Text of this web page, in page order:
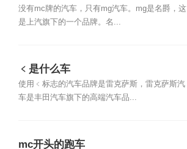
没有mc牌的汽车，只有mg汽车。mg是名爵，这
是上汽旗下的一个品牌。名...
﹤是什么车
使用﹤标志的汽车品牌是雷克萨斯，雷克萨斯汽
车是丰田汽车旗下的高端汽车品...
mc开头的跑车